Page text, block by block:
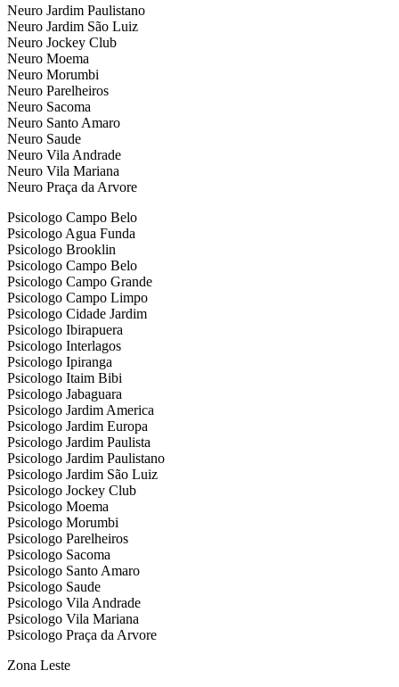
Neuro Jardim Paulistano
Neuro Jardim São Luiz
Neuro Jockey Club
Neuro Moema
Neuro Morumbi
Neuro Parelheiros
Neuro Sacoma
Neuro Santo Amaro
Neuro Saude
Neuro Vila Andrade
Neuro Vila Mariana
Neuro Praça da Arvore
Psicologo Campo Belo
Psicologo Agua Funda
Psicologo Brooklin
Psicologo Campo Belo
Psicologo Campo Grande
Psicologo Campo Limpo
Psicologo Cidade Jardim
Psicologo Ibirapuera
Psicologo Interlagos
Psicologo Ipiranga
Psicologo Itaim Bibi
Psicologo Jabaguara
Psicologo Jardim America
Psicologo Jardim Europa
Psicologo Jardim Paulista
Psicologo Jardim Paulistano
Psicologo Jardim São Luiz
Psicologo Jockey Club
Psicologo Moema
Psicologo Morumbi
Psicologo Parelheiros
Psicologo Sacoma
Psicologo Santo Amaro
Psicologo Saude
Psicologo Vila Andrade
Psicologo Vila Mariana
Psicologo Praça da Arvore
Zona Leste